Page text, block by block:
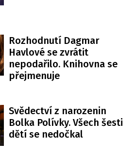
Rozhodnutí Dagmar
Havlové se zvrátit
nepodařilo. Knihovna se
přejmenuje
Svědectví z narozenin
Bolka Polívky. Všech šesti
dětí se nedočkal